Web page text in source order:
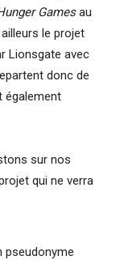
Gamesau
le projet
Lionsgate avec
donc de
également
sur nos
qui ne verra
pseudonyme